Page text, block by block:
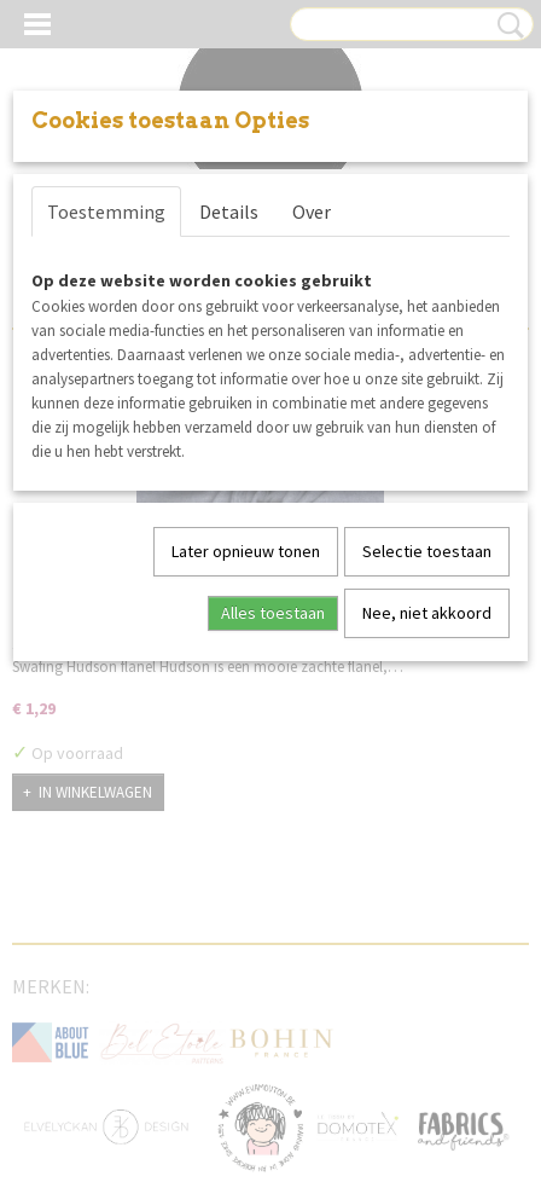
Inloggen Registreren
Swafing Hudson flanel melange jeansblauw
Swafing Hudson flanel Hudson is een mooie zachte flanel,…
€ 1,29
✓ Op voorraad
IN WINKELWAGEN
MERKEN:
Cookies toestaan Opties
Toestemming Details Over
Op deze website worden cookies gebruikt
Cookies worden door ons gebruikt voor verkeersanalyse, het aanbieden
van sociale media-functies en het personaliseren van informatie en
advertenties. Daarnaast verlenen we onze sociale media-, advertentie- en
analysepartners toegang tot informatie over hoe u onze site gebruikt. Zij
kunnen deze informatie gebruiken in combinatie met andere gegevens
die zij mogelijk hebben verzameld door uw gebruik van hun diensten of
die u hen hebt verstrekt.
Later opnieuw tonen Selectie toestaan
Alles toestaan Nee, niet akkoord